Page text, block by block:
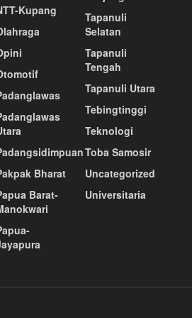
Kupang
Bharat
Barat-
Tapanuli
Selatan
Tapanuli
Tengah
Tapanuli Utara
Tebingtinggi
Teknologi
Toba Samosir
Uncategorized
Universitaria